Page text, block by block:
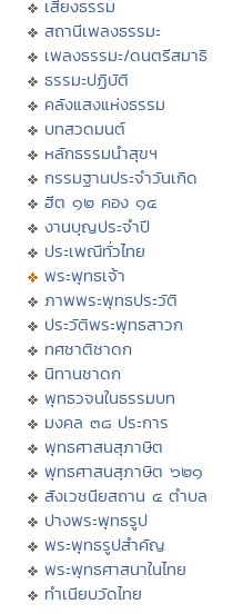
เสียงธรรม
สถานีเพลงธรรมะ
เพลงธรรมะ/ดนตรีสมาธิ
ธรรมะปฏิบัติ
คลังแสงแห่งธรรม
บทสวดมนต์
หลักธรรมนำสุขฯ
กรรมฐานประจำวันเกิด
ฮีต ๑๒ คอง ๑๔
งานบุญประจำปี
ประเพณีทั่วไทย
พระพุทธเจ้า
ภาพพระพุทธประวัติ
ประวัติพระพุทธสาวก
ทศชาติชาดก
นิทานชาดก
พุทธวจนในธรรมบท
มงคล ๓๘ ประการ
พุทธศาสนสุภาษิต
พุทธศาสนสุภาษิต ๖๒๑
สังเวชนียสถาน ๔ ตำบล
ปางพระพุทธรูป
พระพุทธรูปสำคัญ
พระพุทธศาสนาในไทย
ทำเนียบวัดไทย